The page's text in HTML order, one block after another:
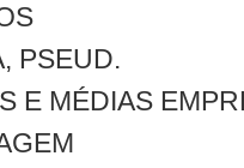
PSEUD.
E MÉDIAS